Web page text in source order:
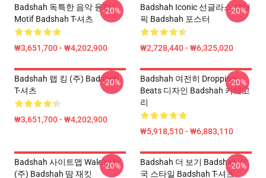
Badshah 독특한 음악 융합
Motif Badshah T-셔츠
₩3,651,700 - ₩4,202,900
-20%
Badshah Iconic 선글라스 그래
픽 Badshah 포스터
₩2,728,440 - ₩6,325,020
-20%
Badshah 랩 킹 (주) Badshah
T-셔츠
₩3,651,700 - ₩4,202,900
-20%
Badshah 여전히 Dropping
Beats 디자인 Badshah 카테고
리
₩5,918,510 - ₩6,883,110
-20%
Badshah 사이트맵 Wale 바부
(주) Badshah 땀 재킷
-20%
Badshah 더 보기 Badshah 제
국 스타일 Badshah T-셔츠
-20%